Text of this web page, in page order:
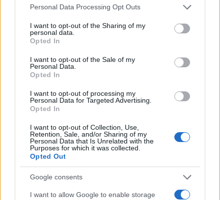
Please note that this website/app uses one or more Google
not limited to your visit or usage behaviour. You may click to
grant or deny consent to Google and its third-party tags to
use your data for below specified purposes in below Google
consent section.
Personal Data Processing Opt Outs
I want to opt-out of the Sharing of my
personal data.
Opted In
I want to opt-out of the Sale of my
Personal Data.
Opted In
I want to opt-out of processing my
Personal Data for Targeted Advertising.
Opted In
I want to opt-out of Collection, Use,
Retention, Sale, and/or Sharing of my
Personal Data that Is Unrelated with the
Purposes for which it was collected.
Opted Out
Google consents
I want to allow Google to enable storage
Το δημόσιο σχολείο αποτελεί στήριγμα και περιουσία της
κοινωνίας.Η υποβάθμισή του μπορεί να μην αποτελεί
συνειδητή ταξική επιλογή, έχει όμως σαφές ταξικό
χυδαία υποκρισία.
*Δημοσιεύθηκε στη «ΜτΚ» στις 15.03.2026
Διάβαστε περισσότερα
Δευτέρα 29 Ιου 2026, 10:00
Κοντά στον Τσίπρα μεταλλάσσονται και οι